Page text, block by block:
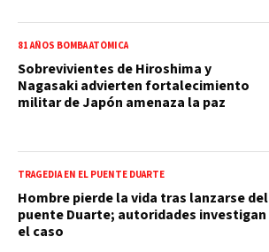
81 AÑOS BOMBA ATÓMICA
Sobrevivientes de Hiroshima y
Nagasaki advierten fortalecimiento
militar de Japón amenaza la paz
TRAGEDIA EN EL PUENTE DUARTE
Hombre pierde la vida tras lanzarse del
puente Duarte; autoridades investigan
el caso